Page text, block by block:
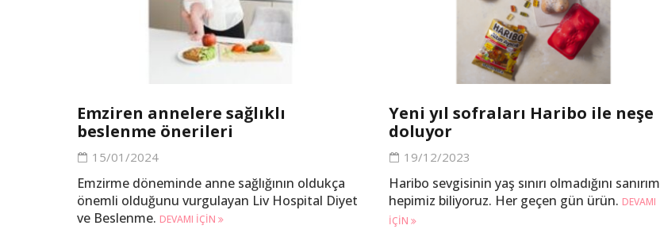
Emziren annelere sağlıklı
beslenme önerileri
15/01/2024
Emzirme döneminde anne sağlığının oldukça
önemli olduğunu vurgulayan Liv Hospital Diyet
ve Beslenme. DEVAMI IÇIN
Yeni yıl sofraları Haribo ile neşe
doluyor
19/12/2023
Haribo sevgisinin yaş sınırı olmadığını sanırım
hepimiz biliyoruz. Her geçen gün ürün. DEVAMI
IÇIN